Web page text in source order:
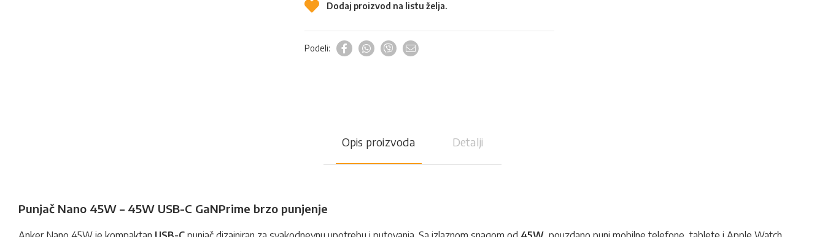
Dodaj proizvod na listu želja.
Podeli:
Opis proizvoda Detalji
Punjač Nano 45W – 45W USB-C GaNPrime brzo punjenje